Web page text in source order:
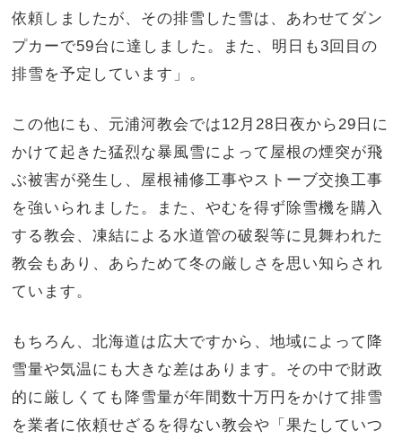
依頼しましたが、その排雪した雪は、あわせてダン
プカーで59台に達しました。また、明日も3回目の
排雪を予定しています」。
この他にも、元浦河教会では12月28日夜から29日に
かけて起きた猛烈な暴風雪によって屋根の煙突が飛
ぶ被害が発生し、屋根補修工事やストーブ交換工事
を強いられました。また、やむを得ず除雪機を購入
する教会、凍結による水道管の破裂等に見舞われた
教会もあり、あらためて冬の厳しさを思い知らされ
ています。
もちろん、北海道は広大ですから、地域によって降
雪量や気温にも大きな差はあります。その中で財政
的に厳しくても降雪量が年間数十万円をかけて排雪
を業者に依頼せざるを得ない教会や「果たしていつ